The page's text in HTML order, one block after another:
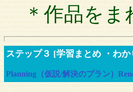
＊作品を
ステップ３ [学習まとめ ・わか
Planning（仮説/解決のプラン）